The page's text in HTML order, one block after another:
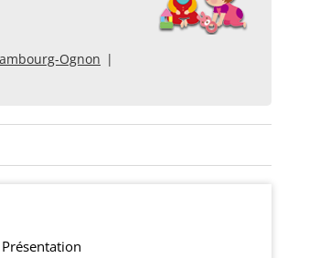
Ognon
Présentation